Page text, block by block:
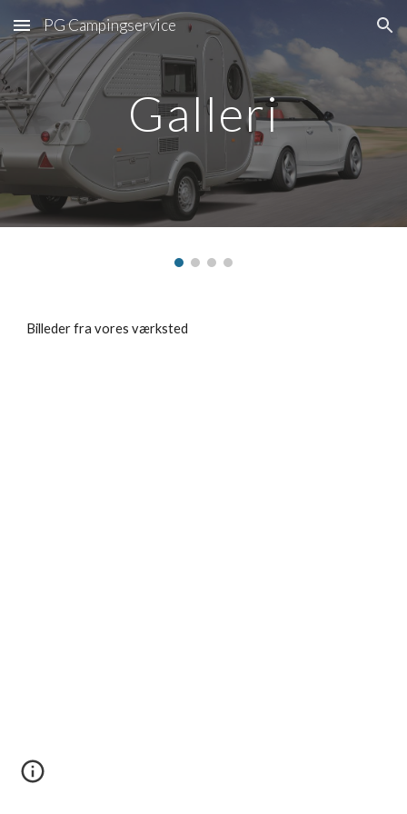
Skip to main content Skip to navigation
PG Campingservice
Galleri
Billeder fra vores værksted